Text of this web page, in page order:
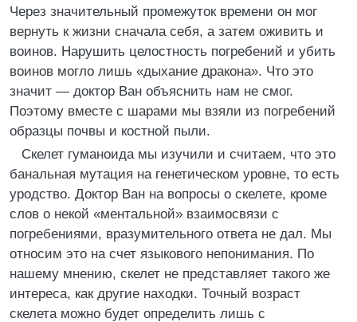
Через значительный промежуток времени он мог
вернуть к жизни сначала себя, а затем оживить и
воинов. Нарушить целостность погребений и убить
воинов могло лишь «дыхание дракона». Что это
значит — доктор Ван объяснить нам не смог.
Поэтому вместе с шарами мы взяли из погребений
образцы почвы и костной пыли.
Скелет гуманоида мы изучили и считаем, что это
банальная мутация на генетическом уровне, то есть
уродство. Доктор Ван на вопросы о скелете, кроме
слов о некой «ментальной» взаимосвязи с
погребениями, вразумительного ответа не дал. Мы
относим это на счет языкового непонимания. По
нашему мнению, скелет не представляет такого же
интереса, как другие находки. Точный возраст
скелета можно будет определить лишь с